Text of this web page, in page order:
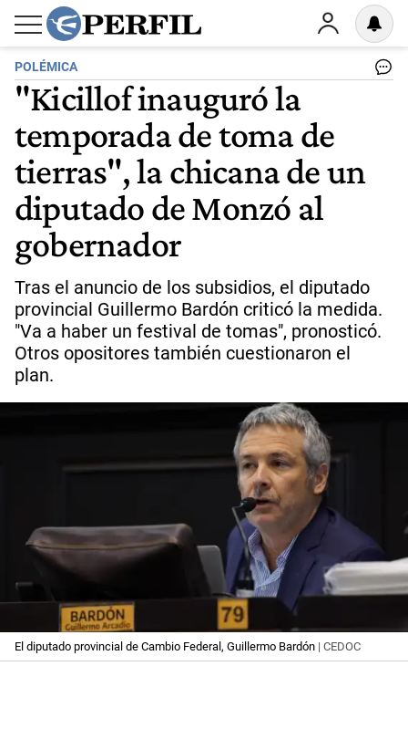
POLÉMICA
"Kicillof inauguró la
temporada de toma de
tierras", la chicana de un
diputado de Monzó al
gobernador
Tras el anuncio de los subsidios, el diputado
provincial Guillermo Bardón criticó la medida.
"Va a haber un festival de tomas", pronosticó.
Otros opositores también cuestionaron el
plan.
El diputado provincial de Cambio Federal, Guillermo Bardón | CEDOC